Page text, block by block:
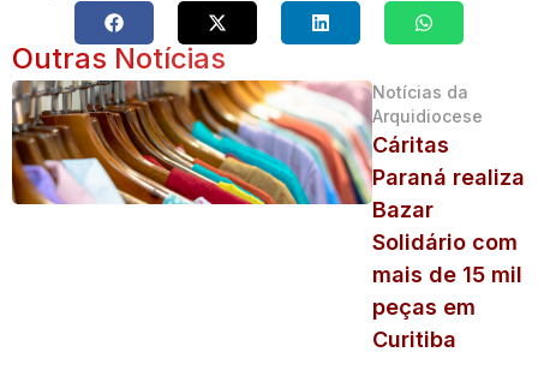
Outras Notícias
Notícias da
Arquidiocese
Cáritas
Paraná realiza
Bazar
Solidário com
mais de 15 mil
peças em
Curitiba